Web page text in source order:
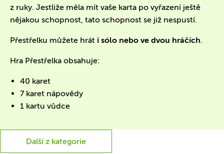
z ruky. Jestliže měla mít vaše karta po vyřazení ještě
nějakou schopnost, tato schopnost se již nespustí.
Přestřelku můžete hrát i sólo nebo ve dvou hráčích.
Hra Přestřelka obsahuje:
40 karet
7 karet nápovědy
1 kartu vůdce
Další z kategorie